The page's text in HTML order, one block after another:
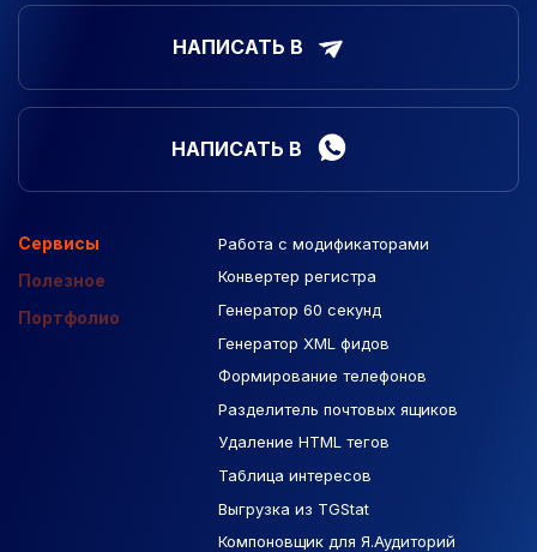
НАПИСАТЬ В
НАПИСАТЬ В
Сервисы
Полезное
Портфолио
Работа с модификаторами
Конвертер регистра
Генератор 60 секунд
Генератор XML фидов
Формирование телефонов
Разделитель почтовых ящиков
Удаление HTML тегов
Таблица интересов
Выгрузка из TGStat
Компоновщик для Я.Аудиторий
Подборка сайтов
Макеты Figma
База Яндекс Карты
РСЯ площадки
Созданные сайты
Контекстная реклама